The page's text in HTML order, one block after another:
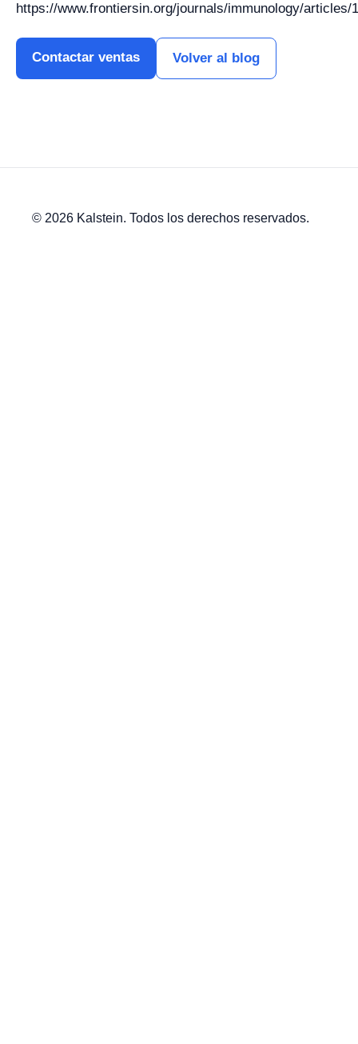
https://www.frontiersin.org/journals/immunology/articles/
Contactar ventas Volver al blog
© 2026 Kalstein. Todos los derechos reservados.